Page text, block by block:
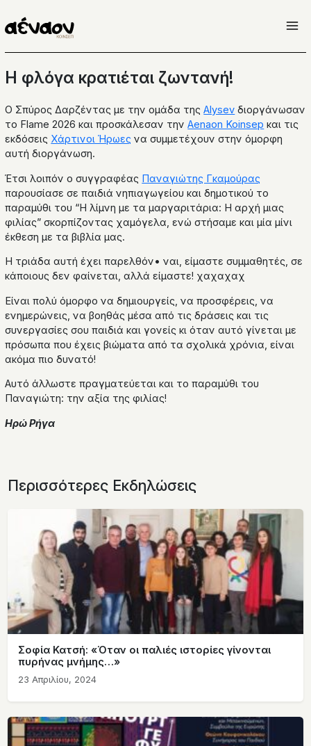
στο
περιεχόμενο
Η φλόγα κρατιέται ζωντανή!
Ο Σπύρος Δαρζέντας με την ομάδα τηςAlysev διοργάνωσαν
το Flame 2026 και προσκάλεσαν τηνAenaon Koinsep και τις
εκδόσεις Χάρτινοι Ήρωες να συμμετέχουν στην όμορφη
αυτή διοργάνωση.
Έτσι λοιπόν ο συγγραφέας Παναγιώτης Γκαμούρας
παρουσίασε σε παιδιά νηπιαγωγείου και δημοτικού το
παραμύθι του “Η λίμνη με τα μαργαριτάρια: Η αρχή μιας
φιλίας” σκορπίζοντας χαμόγελα, ενώ στήσαμε και μία μίνι
έκθεση με τα βιβλία μας.
Η τριάδα αυτή έχει παρελθόν• ναι, είμαστε συμμαθητές, σε
κάποιους δεν φαίνεται, αλλά είμαστε! χαχαχαχ
Είναι πολύ όμορφο να δημιουργείς, να προσφέρεις, να
ενημερώνεις, να βοηθάς μέσα από τις δράσεις και τις
συνεργασίες σου παιδιά και γονείς κι όταν αυτό γίνεται με
πρόσωπα που έχεις βιώματα από τα σχολικά χρόνια, είναι
ακόμα πιο δυνατό!
Αυτό άλλωστε πραγματεύεται και το παραμύθι του
Παναγιώτη: την αξία της φιλίας!
Ηρώ Ρήγα
Περισσότερες Εκδηλώσεις
Σοφία Κατσή: «Όταν οι παλιές ιστορίες γίνονται
πυρήνας μνήμης…»
23 Απριλίου, 2024